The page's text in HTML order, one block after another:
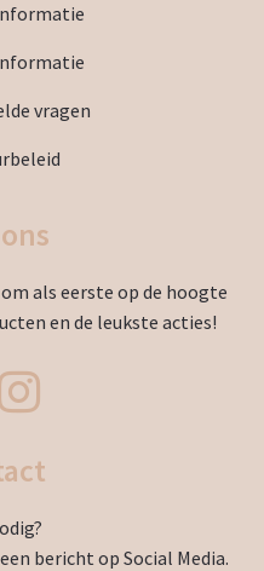
vragen
als eerste op de hoogte
en de leukste acties!
bericht op Social Media.